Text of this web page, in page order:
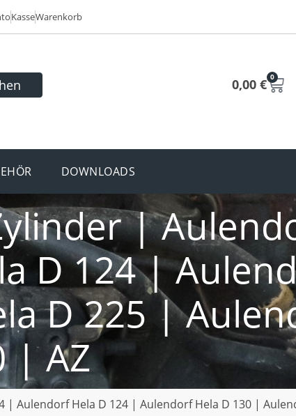
KasseWarenkorb
0,00 € 0
DOWNLOADS
|
D 124 |
D 225 |
| AZ
Aulendorf Hela D 124 | Aulendorf Hela D 130 |